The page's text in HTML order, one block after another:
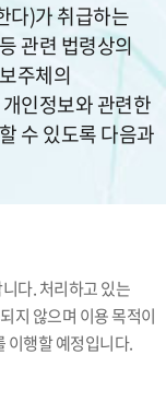
다)가 취급하는
관련 법령상의
주체의
인정보와 관련한
수 있도록 다음과
다. 처리하고 있는
지 않으며 이용 목적이
이행할 예정입니다.